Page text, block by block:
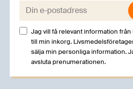
E-post:
Jag vill få relevant information
till min inkorg.
sälja min personliga information.
avsluta prenumerationen.